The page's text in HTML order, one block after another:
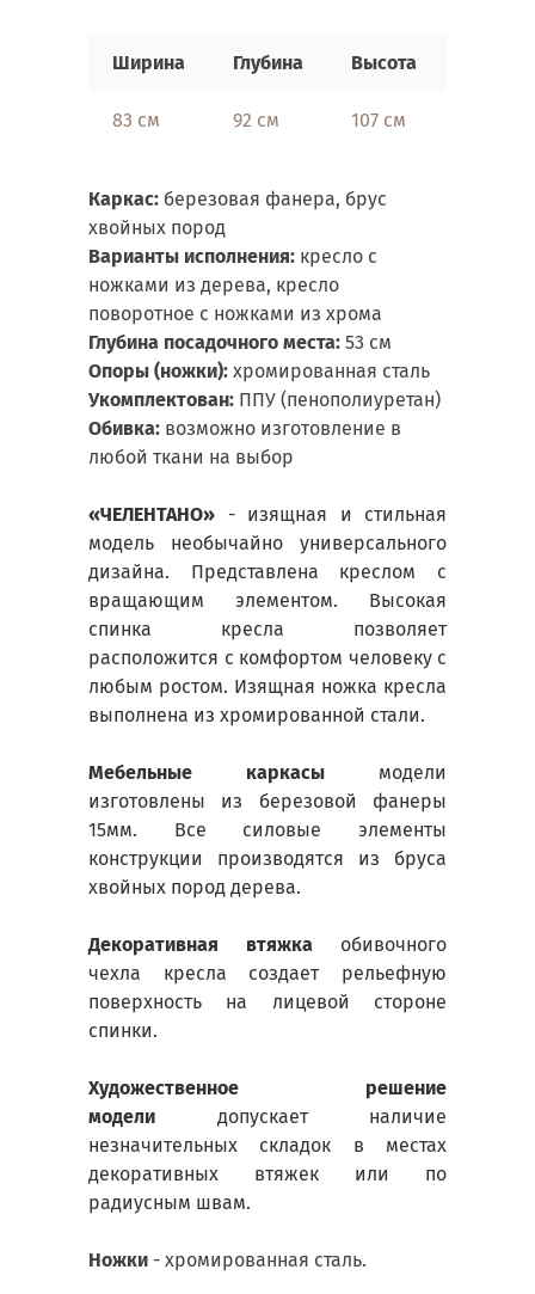
Ширина Глубина Высота
83 см 92 см 107 см
Каркас: березовая фанера, брус
хвойных пород
Варианты исполнения: кресло с
ножками из дерева, кресло
поворотное с ножками из хрома
Глубина посадочного места: 53 см
Опоры (ножки): хромированная сталь
Укомплектован: ППУ (пенополиуретан)
Обивка: возможно изготовление в
любой ткани на выбор
«ЧЕЛЕНТАНО» - изящная и стильная
модель необычайно универсального
дизайна. Представлена креслом с
вращающим элементом. Высокая
спинка кресла позволяет
расположится с комфортом человеку с
любым ростом. Изящная ножка кресла
выполнена из хромированной стали.
Мебельные каркасы модели
изготовлены из березовой фанеры
15мм. Все силовые элементы
конструкции производятся из бруса
хвойных пород дерева.
Декоративная втяжка обивочного
чехла кресла создает рельефную
поверхность на лицевой стороне
спинки.
Художественное решение
модели допускает наличие
незначительных складок в местах
декоративных втяжек или по
радиусным швам.
Ножки - хромированная сталь.